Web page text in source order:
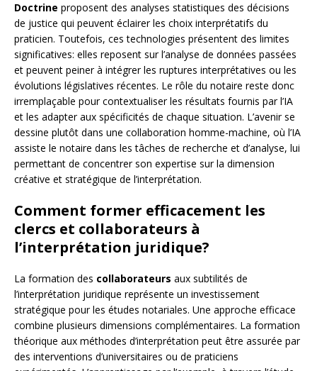
Doctrine proposent des analyses statistiques des décisions
de justice qui peuvent éclairer les choix interprétatifs du
praticien. Toutefois, ces technologies présentent des limites
significatives: elles reposent sur l’analyse de données passées
et peuvent peiner à intégrer les ruptures interprétatives ou les
évolutions législatives récentes. Le rôle du notaire reste donc
irremplaçable pour contextualiser les résultats fournis par l’IA
et les adapter aux spécificités de chaque situation. L’avenir se
dessine plutôt dans une collaboration homme-machine, où l’IA
assiste le notaire dans les tâches de recherche et d’analyse, lui
permettant de concentrer son expertise sur la dimension
créative et stratégique de l’interprétation.
Comment former efficacement les
clercs et collaborateurs à
l’interprétation juridique?
La formation des collaborateurs aux subtilités de
l’interprétation juridique représente un investissement
stratégique pour les études notariales. Une approche efficace
combine plusieurs dimensions complémentaires. La formation
théorique aux méthodes d’interprétation peut être assurée par
des interventions d’universitaires ou de praticiens